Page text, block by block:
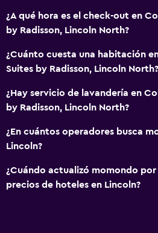
Habitaciones familiares
Chimenea
Zona de estar
Posibilidad de habitaciones
Sofá
Teléfono
Alfombrado
Servicios y facilidades
Centro de negocios
¿A qué hora es el check-out en
by Radisson, Lincoln North?
¿Cuánto cuesta una habitación
Suites by Radisson, Lincoln North?
¿Hay servicio de lavandería en
by Radisson, Lincoln North?
¿En cuántos operadores busca
Lincoln?
¿Cuándo actualizó momondo
precios de hoteles en Lincoln?